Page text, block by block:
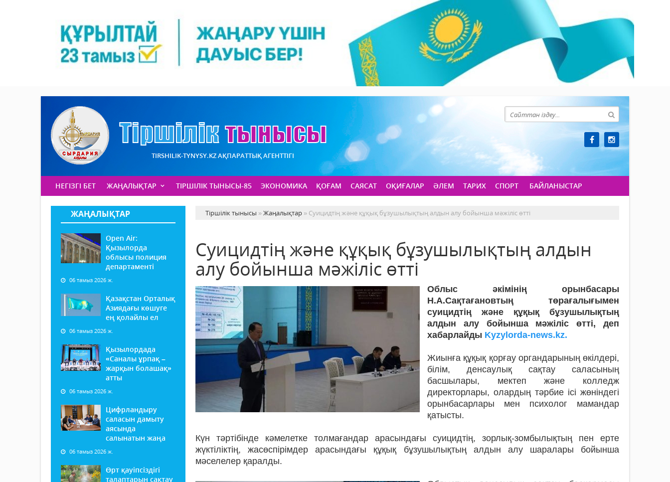
TIRSHILIK-TYNYSY.KZ АҚПАРАТТЫҚ АГЕНТТІГІ
НЕГІЗГІ БЕТ ЖАҢАЛЫҚТАР ТІРШІЛІК ТЫНЫСЫ-85 ЭКОНОМИКА ҚОҒАМ САЯСАТ ОҚИҒАЛАР ӘЛЕМ ТАРИХ СПОРТ БАЙЛАНЫСТАР
ЖАҢАЛЫҚТАР
Open Air:
Қызылорда
облысы полиция
департаменті
06 тамыз 2026 ж.
Қазақстан Орталық
Азиядағы көшуге
ең қолайлы ел
06 тамыз 2026 ж.
Қызылордада
«Саналы ұрпақ –
жарқын болашақ»
атты
06 тамыз 2026 ж.
Цифрландыру
саласын дамыту
аясында
салынатын жаңа
06 тамыз 2026 ж.
Өрт қауіпсіздігі
талаптарын сақтау
Тіршілік тынысы »Жаңалықтар » Суицидтің және құқық бұзушылықтың алдын алу бойынша мәжіліс өтті
Суицидтің және құқық бұзушылықтың алдын
алу бойынша мәжіліс өтті
Облыс әкімінің орынбасары
Н.А.Сақтағановтың төрағалығымен
суицидтің және құқық бұзушылықтың
алдын алу бойынша мәжіліс өтті, деп
хабарлайды Kyzylorda-news.kz.
Жиынға құқық қорғау органдарының өкілдері,
білім, денсаулық сақтау саласының
басшылары, мектеп және колледж
директорлары, олардың тәрбие ісі жөніндегі
орынбасарлары мен психолог мамандар
қатысты.
Күн тәртібінде кәмелетке толмағандар арасындағы суицидтің, зорлық-зомбылықтың пен ерте
жүктіліктің, жасөспірімдер арасындағы құқық бұзушылықтың алдын алу шаралары бойынша
мәселелер қаралды.